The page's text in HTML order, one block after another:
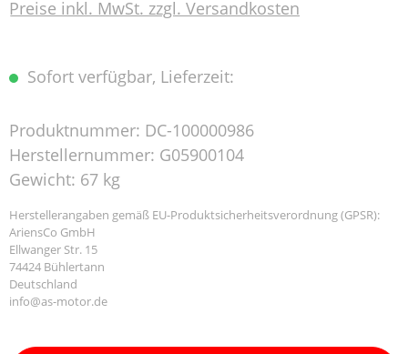
Preise inkl. MwSt. zzgl. Versandkosten
Sofort verfügbar, Lieferzeit:
Produktnummer: DC-100000986
Herstellernummer: G05900104
Gewicht: 67 kg
Herstellerangaben gemäß EU-Produktsicherheitsverordnung (GPSR):
AriensCo GmbH
Ellwanger Str. 15
74424 Bühlertann
Deutschland
info@as-motor.de